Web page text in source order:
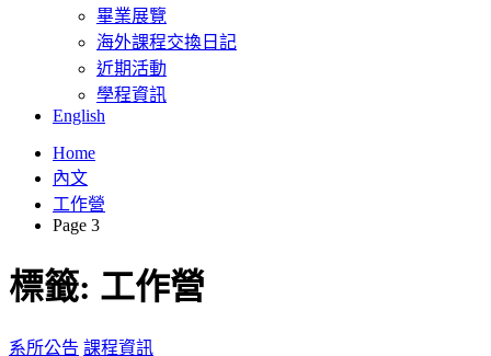
畢業展覽
海外課程交換日記
近期活動
學程資訊
English
Home
內文
工作營
Page 3
標籤: 工作營
系所公告 課程資訊